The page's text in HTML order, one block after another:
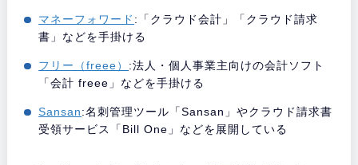
マネーフォワード :「クラウド会計」「クラウド請求
書」などを手掛ける
フリー（freee） :法人・個人事業主向けの会計ソフト
「会計 freee」などを手掛ける
Sansan:名刺管理ツール「Sansan」やクラウド請求書
受領サービス「Bill One」などを展開している